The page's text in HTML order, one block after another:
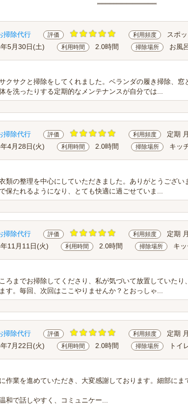
掃除代行 評価 利用頻度 スポッ
5月30日(土) 利用時間 2.0時間 掃除場所 お風
クサクと掃除をしてくれました。ベランダの履き掃除、
を洗ったりする定期的なメンテナンスが自分では...
掃除代行 評価 利用頻度 定期
4月28日(火) 利用時間 2.0時間 掃除場所 キッ
類の整理を中心にしていただきました。ありがとうござ
保たれるようになり、とても快適に過ごせていま...
掃除代行 評価 利用頻度 定期
11月11日(火) 利用時間 2.0時間 掃除場所 キ
ろまでお掃除してくださり、私が気づいて放置していた
す。毎回、次回はここやりませんか？とおっしゃ...
掃除代行 評価 利用頻度 定期
7月22日(火) 利用時間 2.0時間 掃除場所 トイ
作業を進めていただき、大変感謝しております。細部に
和で話しやすく、コミュニケー...